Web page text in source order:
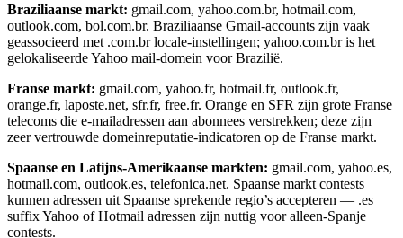
Braziliaanse markt: gmail.com, yahoo.com.br, hotmail.com,
outlook.com, bol.com.br. Braziliaanse Gmail-accounts zijn vaak
geassocieerd met .com.br locale-instellingen; yahoo.com.br is het
gelokaliseerde Yahoo mail-domein voor Brazilië.
Franse markt: gmail.com, yahoo.fr, hotmail.fr, outlook.fr,
orange.fr, laposte.net, sfr.fr, free.fr. Orange en SFR zijn grote Franse
telecoms die e-mailadressen aan abonnees verstrekken; deze zijn
zeer vertrouwde domeinreputatie-indicatoren op de Franse markt.
Spaanse en Latijns-Amerikaanse markten: gmail.com, yahoo.es,
hotmail.com, outlook.es, telefonica.net. Spaanse markt contests
kunnen adressen uit Spaanse sprekende regio’s accepteren — .es
suffix Yahoo of Hotmail adressen zijn nuttig voor alleen-Spanje
contests.